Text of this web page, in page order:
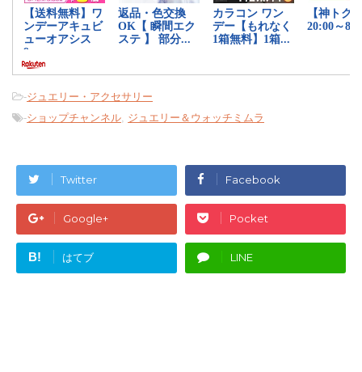
-ジュエリー・アクセサリー
-ショップチャンネル ジュエリー＆ウォッチミムラ
Twitter Facebook
Google+ Pocket
B! はてブ LINE